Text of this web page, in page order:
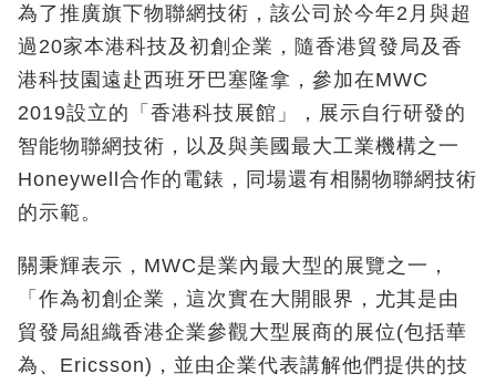
為了推廣旗下物聯網技術，該公司於今年2月與超
過20家本港科技及初創企業，隨香港貿發局及香
港科技園遠赴西班牙巴塞隆拿，參加在MWC
2019設立的「香港科技展館」，展示自行研發的
智能物聯網技術，以及與美國最大工業機構之一
Honeywell合作的電錶，同場還有相關物聯網技術
的示範。
關秉輝表示，MWC是業內最大型的展覽之一，
「作為初創企業，這次實在大開眼界，尤其是由
貿發局組織香港企業參觀大型展商的展位(包括華
為、Ericsson)，並由企業代表講解他們提供的技